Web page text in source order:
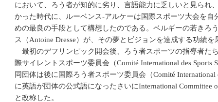
において、ろう者が知的に劣り、言語能力に乏しいと見られ
かった時代に、ルーベンス-アルケーは国際スポーツ大会を自
めの最良の手段として構想したのである。ベルギーの若きろ
ス（Antoine Dresse）が、その夢とビジョンを達成する功績を
最初のデフリンピック開会後、ろう者スポーツの指導者た
際サイレントスポーツ委員会（Comité International des Sports
同団体は後に国際ろう者スポーツ委員会（Comité International
に英語が団体の公式語になったさいにInternational Committee
と改称した。